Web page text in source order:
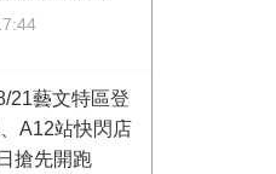
21藝文特區登
A12站快閃店
搶先開跑